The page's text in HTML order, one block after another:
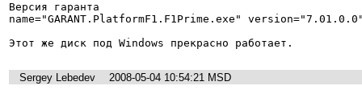
Версия гаранта
name="GARANT.PlatformF1.F1Prime.exe"
Этот же диск под Windows прекрасно работает.
Sergey Lebedev
2008-05-04 10:54:21 MSD